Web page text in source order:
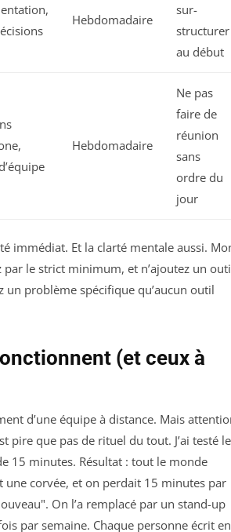
Hebdomadaire
sur-
structurer
au début
Hebdomadaire
Ne pas
faire de
réunion
sans
ordre du
jour
immédiat. Et la clarté mentale aussi.
par le strict minimum, et n’ajoutez un
un problème spécifique qu’aucun outil
(et ceux à
d’une équipe à distance. Mais
pire que pas de rituel du tout. J’ai testé le
15 minutes. Résultat : tout le monde
une corvée, et on perdait 15 minutes par
On l’a remplacé par un stand-up
par semaine. Chaque personne écrit en